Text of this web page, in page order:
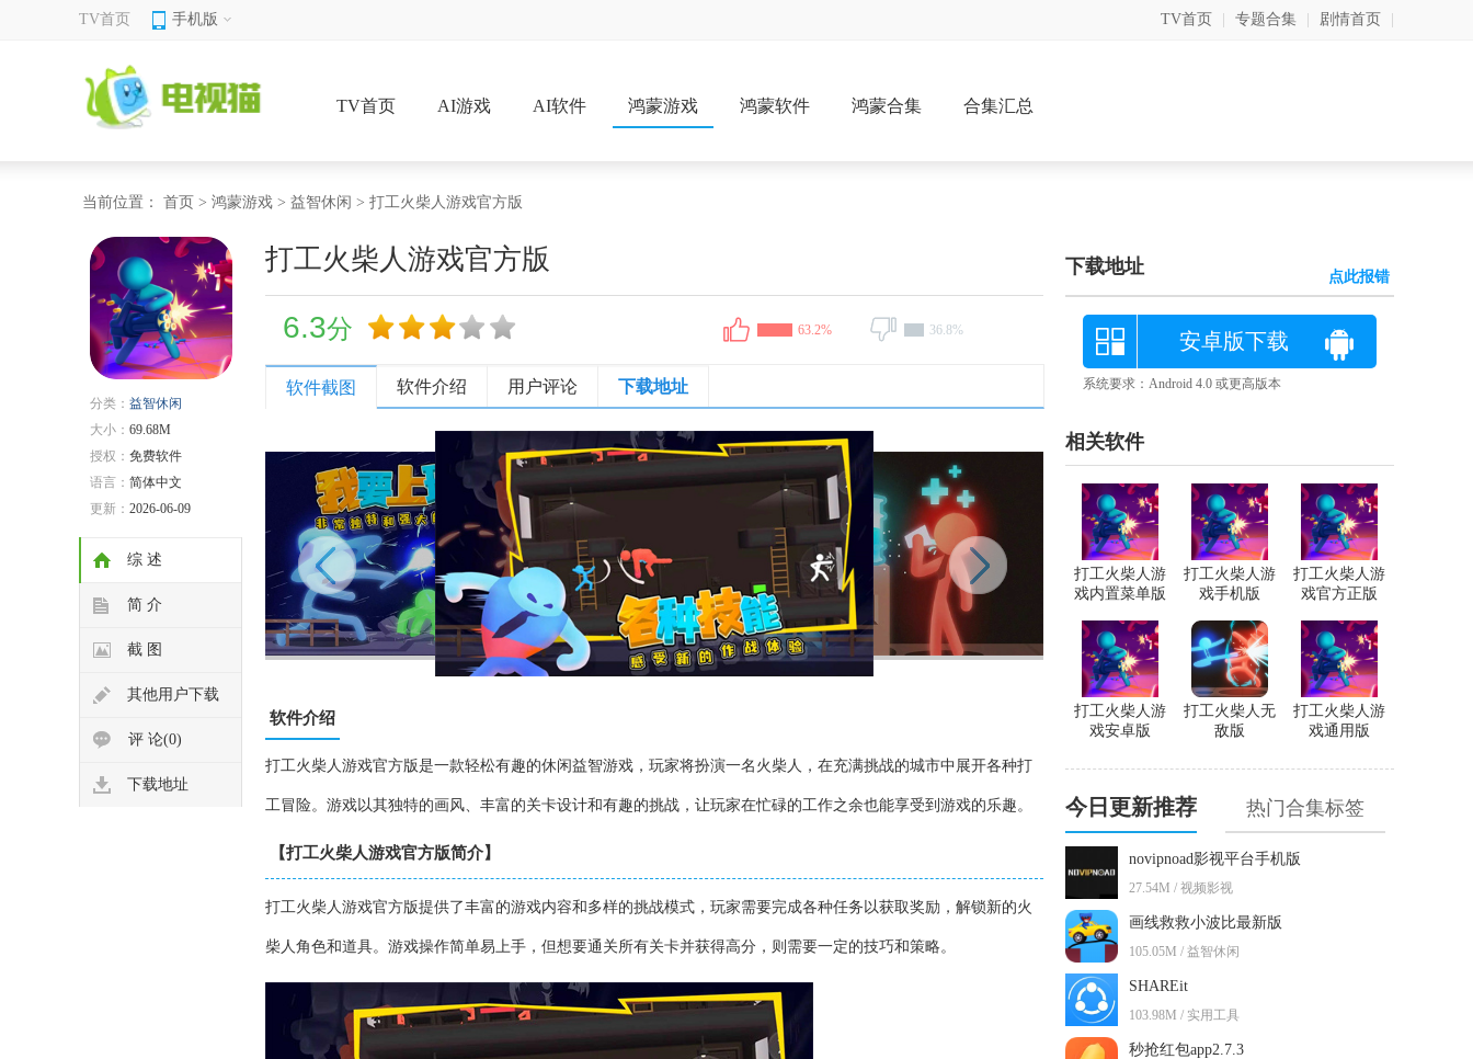
TV首页 手机版 TV首页 专题合集 剧情首页
TV首页 AI游戏 AI软件 鸿蒙游戏 鸿蒙软件 鸿蒙合集 合集汇总
当前位置： 首页 > 鸿蒙游戏 > 益智休闲 > 打工火柴人游戏官方版
分类： 益智休闲
大小： 69.68M
授权： 免费软件
语言： 简体中文
更新： 2026-06-09
综 述
简 介
截 图
其他用户下载
评 论(0)
下载地址
打工火柴人游戏官方版
6.3分 63.2% 36.8%
软件截图 软件介绍 用户评论 下载地址
软件介绍
打工火柴人游戏官方版是一款轻松有趣的休闲益智游戏，玩家将扮演一名火柴人，在充满挑战的城市中展开各种打
工冒险。游戏以其独特的画风、丰富的关卡设计和有趣的挑战，让玩家在忙碌的工作之余也能享受到游戏的乐趣。
【打工火柴人游戏官方版简介】
打工火柴人游戏官方版提供了丰富的游戏内容和多样的挑战模式，玩家需要完成各种任务以获取奖励，解锁新的火
柴人角色和道具。游戏操作简单易上手，但想要通关所有关卡并获得高分，则需要一定的技巧和策略。
下载地址 点此报错
安卓版下载
系统要求：Android 4.0 或更高版本
相关软件
打工火柴人游
戏官方正版
打工火柴人游
戏手机版
打工火柴人游
戏内置菜单版
打工火柴人游
戏通用版
打工火柴人无
敌版
打工火柴人游
戏安卓版
今日更新推荐 热门合集标签
novipnoad影视平台手机版
27.54M / 视频影视
画线救救小波比最新版
105.05M / 益智休闲
SHAREit
103.98M / 实用工具
秒抢红包app2.7.3